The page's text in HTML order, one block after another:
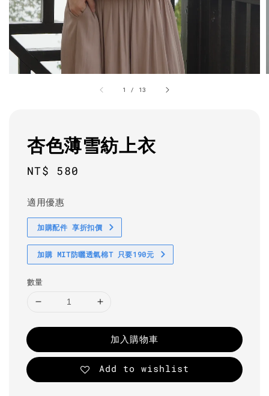
1 / 13
杏色薄雪紡上衣
Regular
NT$ 580
適用優惠
加購配件 享折扣價
加購 MIT防曬透氣棉T 只要190元
數量
加入購物車
Add to wishlist